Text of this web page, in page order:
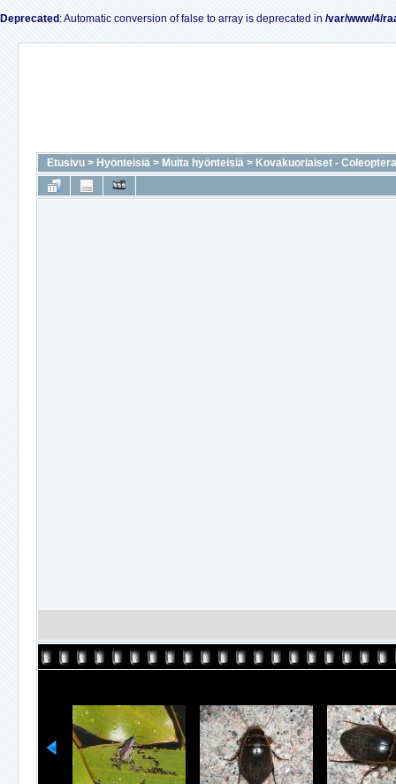
Deprecated : Automatic conversion of false to array is deprecated in /var/www/4/
Etusivu > Hyönteisiä > Muita hyönteisiä > Kovakuoriaiset - Coleoptera